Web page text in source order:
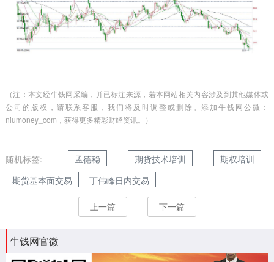
（注：本文经牛钱网采编，并已标注来源，若本网站相关内容涉及到其他媒体或
公司的版权，请联系客服，我们将及时调整或删除。添加牛钱网公微：
niumoney_com，获得更多精彩财经资讯。）
随机标签: 孟德稳 期货技术培训
期权培训
期货基本面交易
丁伟峰日内交易
上一篇 下一篇
牛钱网官微